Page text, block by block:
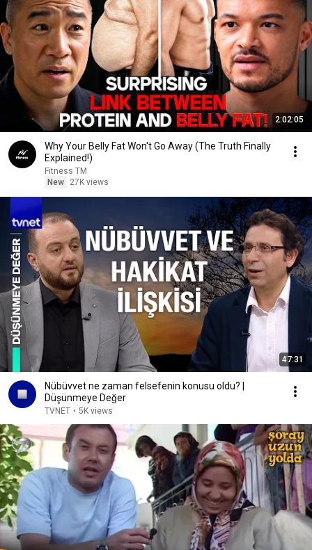
2:02:05
Why Your Belly Fat Won't Go Away (The Truth Finally
Explained!)
Fitness TM
New
27K views
47:31
Nübüvvet ne zaman felsefenin konusu oldu? |
Düşünmeye Değer
TVNET • 5K views